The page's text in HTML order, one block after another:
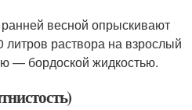
весной опрыскивают
раствора на взрослый
— бордоской жидкостью.